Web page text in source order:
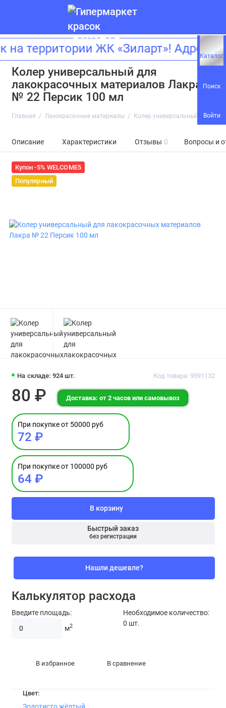
Каталог
Поиск
Войти
на территории ЖК «Зиларт»!
Колер универсальный для
лакокрасочных материалов Лакра
№ 22 Персик 100 мл
Главная Лакокрасочные материалы Колер универсальный для
Описание Характеристики Отзывы 0 Вопросы и
Купон -5% WELCOME5
Популярный
На складе: 924 шт. Код товара: 9591132
80 ₽ Доставка: от 2 часов или самовывоз
При покупке от 50000 руб
72 ₽
При покупке от 100000 руб
64 ₽
В корзину
Быстрый заказ
без регистрации
Нашли дешевле?
Калькулятор расхода
Введите площадь:
м2
Необходимое количество:
0 шт.
В избранное В сравнение
Цвет: